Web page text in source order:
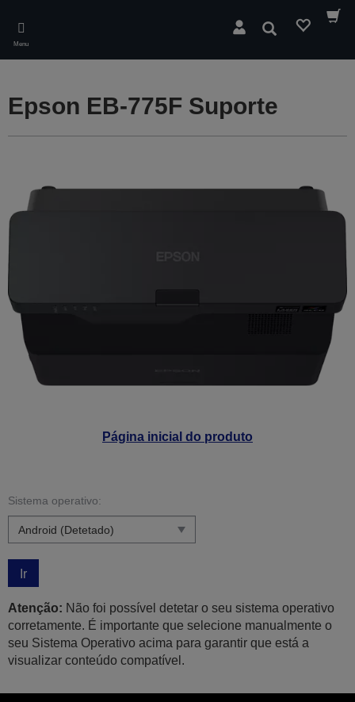
main
content
Menu
Pesquisar
Página inicial do produto
Epson EB-775F Suporte
Sistema operativo:
Ir
Atenção: Não foi possível detetar o seu sistema operativo
corretamente. É importante que selecione manualmente o
seu Sistema Operativo acima para garantir que está a
visualizar conteúdo compatível.